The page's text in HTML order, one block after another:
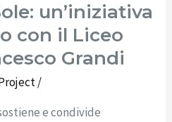
un’iniziativa
con il Liceo
Grandi
/
e condivide